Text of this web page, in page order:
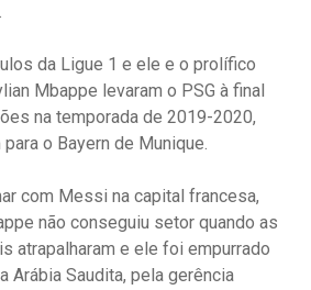
da Ligue 1 e ele e o prolífico
Mbappe levaram o PSG à final
na temporada de 2019-2020,
o Bayern de Munique.
com Messi na capital francesa,
não conseguiu setor quando as
atrapalharam e ele foi empurrado
Arábia Saudita, pela gerência